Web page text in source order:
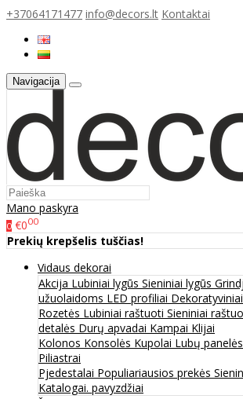
+37064171477 info@decors.lt Kontaktai
Navigacija
Mano paskyra
0 €000
Prekių krepšelis tuščias!
Vidaus dekorai
Akcija Lubiniai lygūs Sieniniai lygūs
užuolaidoms LED profiliai
Rozetės Lubiniai raštuoti Sieniniai
detalės Durų apvadai Kampai Klijai
Kolonos Konsolės Kupolai Lubų panelės
Piliastrai
Pjedestalai Populiariausios prekės
Katalogai. pavyzdžiai